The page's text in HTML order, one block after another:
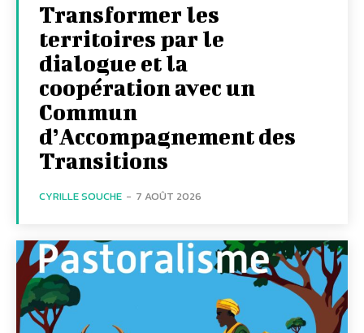
Transformer les
territoires par le
dialogue et la
coopération avec un
Commun
d’Accompagnement des
Transitions
CYRILLE SOUCHE - 7 AOÛT 2026